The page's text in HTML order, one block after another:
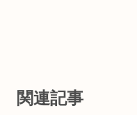
関連記事